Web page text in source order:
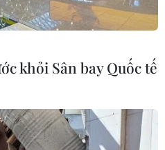
khỏi Sân bay Quốc tế